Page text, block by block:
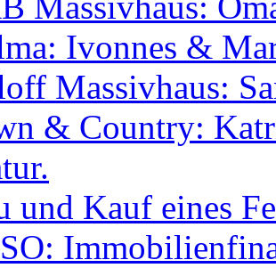
Ivonnes &
Massivhaus:
& Country:
und Kauf eines